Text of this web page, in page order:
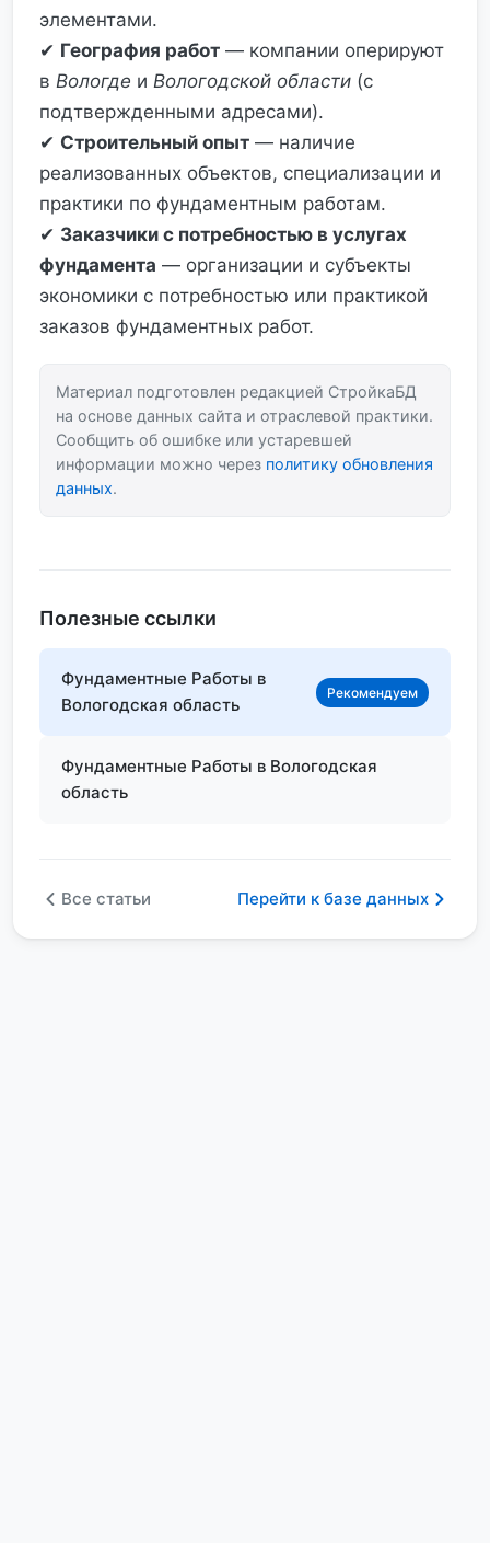
элементами.
✔ География работ — компании оперируют
в Вологде и Вологодской области (с
подтвержденными адресами).
✔ Строительный опыт — наличие
реализованных объектов, специализации и
практики по фундаментным работам.
✔ Заказчики с потребностью в услугах
фундамента — организации и субъекты
экономики с потребностью или практикой
заказов фундаментных работ.
Материал подготовлен редакцией СтройкаБД
на основе данных сайта и отраслевой практики.
Сообщить об ошибке или устаревшей
информации можно через политику обновления
данных.
Полезные ссылки
Фундаментные Работы в
Вологодская область
Рекомендуем
Фундаментные Работы в Вологодская
область
Все статьи Перейти к базе данных